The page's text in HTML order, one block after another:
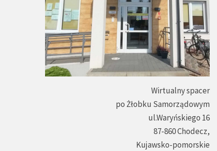
Wirtualny spacer
po Żłobku Samorządowym
ul.Waryńskiego 16
87-860 Chodecz,
Kujawsko-pomorskie